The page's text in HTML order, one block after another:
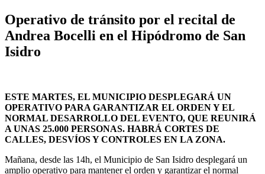
Operativo de tránsito por el recital de
Andrea Bocelli en el Hipódromo de San
Isidro
ESTE MARTES, EL MUNICIPIO DESPLEGARÁ UN
OPERATIVO PARA GARANTIZAR EL ORDEN Y EL
NORMAL DESARROLLO DEL EVENTO, QUE REUNIRÁ
A UNAS 25.000 PERSONAS. HABRÁ CORTES DE
CALLES, DESVÍOS Y CONTROLES EN LA ZONA.
Mañana, desde las 14h, el Municipio de San Isidro desplegará un
amplio operativo para mantener el orden y garantizar el normal